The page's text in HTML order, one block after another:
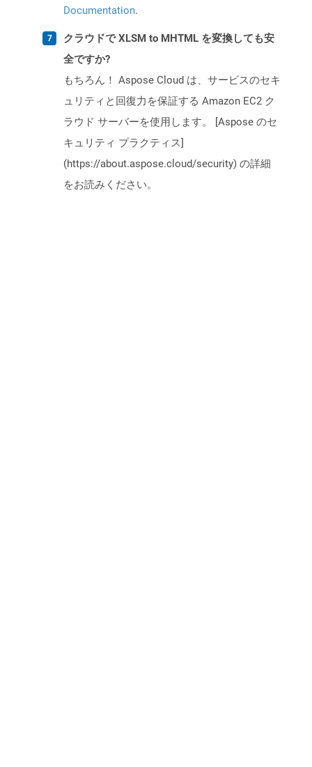
Documentation.
クラウドで XLSM to MHTML を変換しても安
全ですか?
もちろん！ Aspose Cloud は、サービスのセキ
ュリティと回復力を保証する Amazon EC2 ク
ラウド サーバーを使用します。 [Aspose のセ
キュリティ プラクティス]
(https://about.aspose.cloud/security) の詳細
をお読みください。